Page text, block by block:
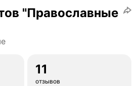
"Православные
11
отзывов